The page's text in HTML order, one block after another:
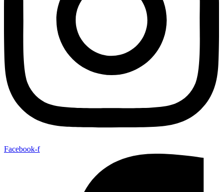
Facebook-f